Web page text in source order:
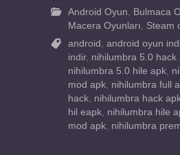
Android Oyun
Bulmaca
Macera Oyunları
Steam
android
android oyun
indir, nihilumbra 5.0 hack
nihilumbra 5.0 hile apk
mod apk nihilumbra full
hack nihilumbra hack
hil eapk nihilumbra hile
mod apk nihilumbra